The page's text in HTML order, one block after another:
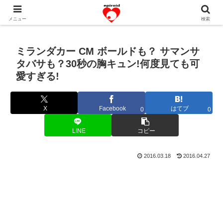
恋愛共感エピソード。あなたのストーリーを変えていく！。
ミランダカー CM ボールドも？ サマンサ
タバサも？30秒の胸キュン!何度見ても可
愛すぎる!
X Facebook 0 はてブ 0
LINE コピー
2016.03.18 2016.04.27
メニュー 検索